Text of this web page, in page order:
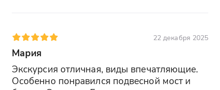
22 декабря 2025
Мария
Экскурсия отличная, виды впечатляющие.
Особенно понравился подвесной мост и